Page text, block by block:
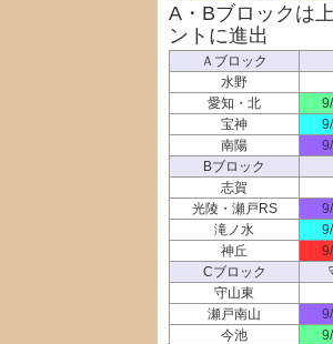
A・Bブロックは
ントに進出
Ａブロック
水野
愛知・北
宝神
南陽
Bブロック
志賀
光陵・瀬戸RS
滝ノ水
神丘
Cブロック
守山東
瀬戸南山
今池